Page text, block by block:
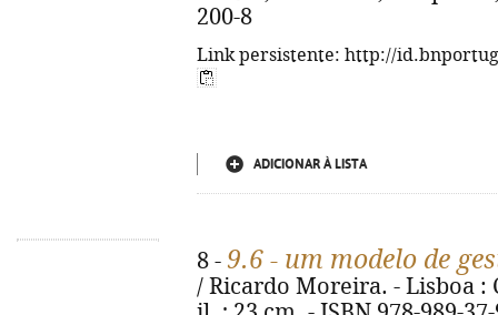
200-8
Link persistente: http://
ADICIONAR À LISTA
8 - 9.6 - um modelo de
/ Ricardo Moreira. - Lisboa :